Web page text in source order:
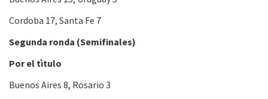
Cordoba 17, Santa Fe 7
Segunda ronda (Semifinales)
Por el tìtulo
Buenos Aires 8, Rosario 3